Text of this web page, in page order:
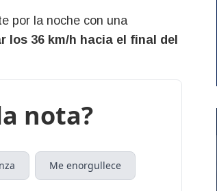
por la noche con una
los 36 km/h hacia el final del
nota?
Me enorgullece